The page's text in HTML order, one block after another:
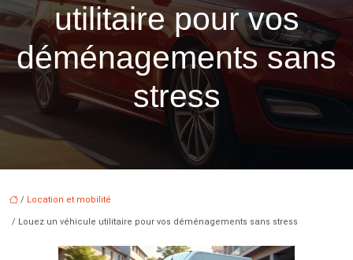
utilitaire pour vos
déménagements sans
stress
/ Location et mobilité
/ Louez un véhicule utilitaire pour vos déménagements sans stress